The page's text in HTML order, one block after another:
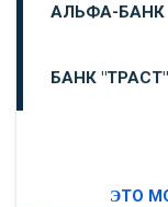
АЛЬФА-БАНК
БАНК "ТРАСТ"
ЭТО